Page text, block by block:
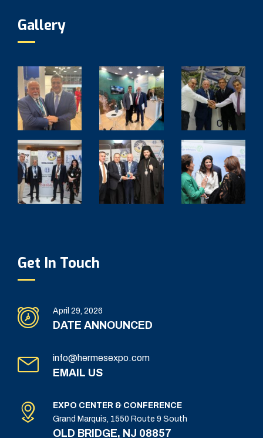
Gallery
Get In Touch
April 29, 2026
DATE ANNOUNCED
info@hermesexpo.com
EMAIL US
EXPO CENTER & CONFERENCE
Grand Marquis, 1550 Route 9 South
OLD BRIDGE, NJ 08857